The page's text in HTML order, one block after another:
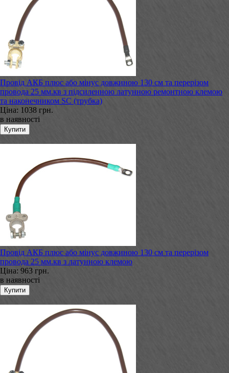
Провід АКБ плюс або мінус довжиною 130 см та перерізом
провода 25 мм.кв з підсиленною латунною ремонтною клемою
та наконечником SC (трубка)
Ціна: 1038 грн.
в наявності
Провід АКБ плюс або мінус довжиною 130 см та перерізом
провода 25 мм.кв з латунною клемою
Ціна: 963 грн.
в наявності